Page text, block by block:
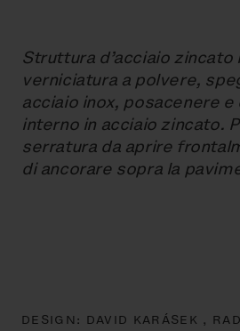
Struttura d’acciaio
verniciatura a polvere,
acciaio inox, posacenere
interno in acciaio zincato.
serratura da aprire
di ancorare sopra la
DESIGN: DAVID KARÁSEK ,